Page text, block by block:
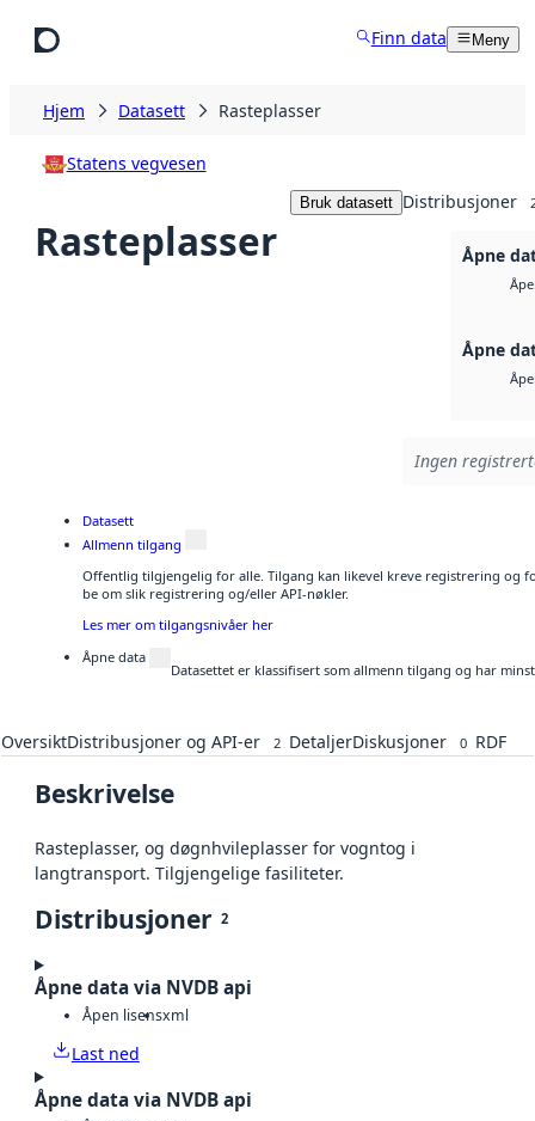
Finn data Meny
Hjem Datasett Rasteplasser
Statens vegvesen
Rasteplasser
Bruk datasett Distribusjoner
Åpne
Åpne
Ingen
Datasett
Allmenn tilgang
Offentlig tilgjengelig for alle. Tilgang kan likevel kreve registrering og
be om slik registrering og/eller API-nøkler.
Les mer om tilgangsnivåer her
Åpne data
Datasettet er klassifisert som allmenn tilgang og har
OversiktDistribusjoner og API-er 2 DetaljerDiskusjoner 0 RDF
Beskrivelse
Rasteplasser, og døgnhvileplasser for vogntog i
langtransport. Tilgjengelige fasiliteter.
Distribusjoner 2
Åpne data via NVDB api
Åpen lisensxml
Last ned
Åpne data via NVDB api